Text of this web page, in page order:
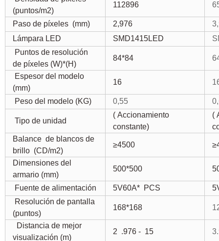
(puntos/m2)
112896
Paso de píxeles (mm) 2,976
Lámpara LED
SMD1415LED
Puntos de resolución
de píxeles (W)*(H)
84*84
Espesor del modelo
(mm)
16
Peso del modelo (KG) 0,55
Tipo de unidad
( Accionamiento
constante)
(
Balance de blancos de
brillo (CD/m2)
≥4500
Dimensiones del
armario (mm)
500*500
Fuente de alimentación 5V60A* PCS
Resolución de pantalla
(puntos)
168*168
Distancia de mejor
visualización (m)
2 .976 - 15